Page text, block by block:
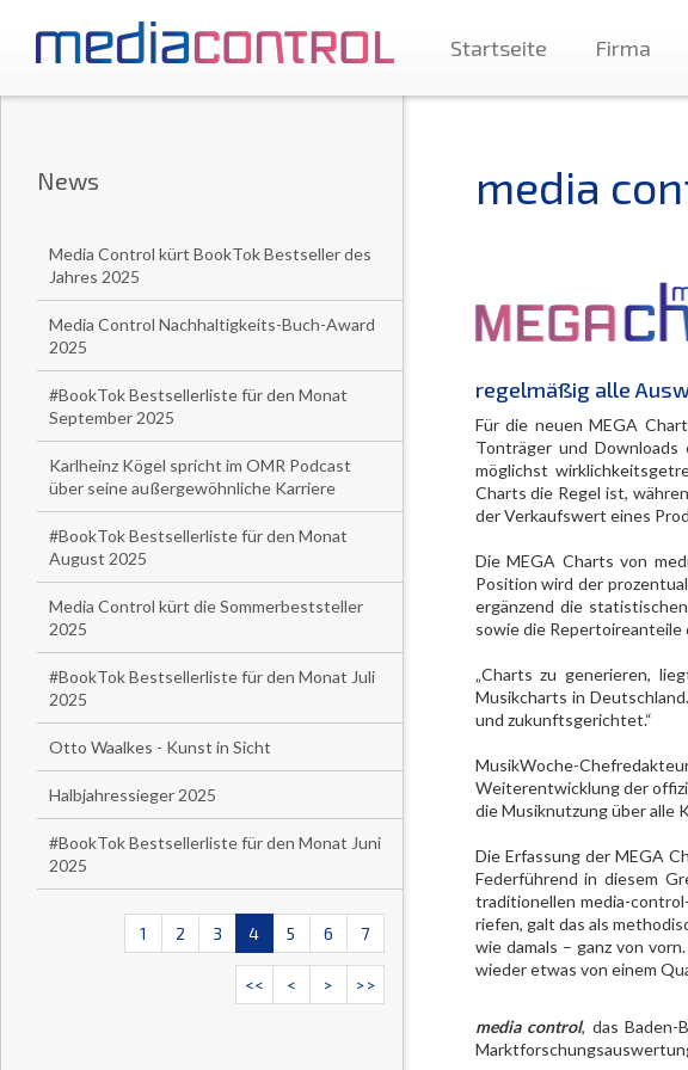
Startseite Firma
News
Media Control kürt BookTok Bestseller des
Jahres 2025
Media Control Nachhaltigkeits-Buch-Award
2025
#BookTok Bestsellerliste für den Monat
September 2025
Karlheinz Kögel spricht im OMR Podcast
über seine außergewöhnliche Karriere
#BookTok Bestsellerliste für den Monat
August 2025
Media Control kürt die Sommerbeststeller
2025
#BookTok Bestsellerliste für den Monat Juli
2025
Otto Waalkes - Kunst in Sicht
Halbjahressieger 2025
#BookTok Bestsellerliste für den Monat Juni
2025
1 2 3 4 5 6 7
<< < > >>
media
regelmäßig alle
Für die neuen MEGA
Tonträger und
möglichst
Charts die Regel ist,
der Verkaufswert eines
Die MEGA Charts von
Position wird der
ergänzend die
sowie die
„Charts zu generieren,
Musikcharts in
und zukunftsgerichtet.“
MusikWoche-
Weiterentwicklung der
die Musiknutzung über alle
Die Erfassung der MEGA
Federführend in diesem
traditionellen media-
riefen, galt das als
wie damals – ganz von
wieder etwas von einem
media control, das Baden-